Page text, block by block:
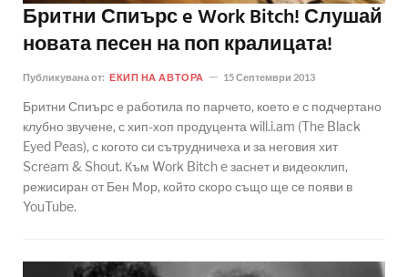
Бритни Спиърс e Work Bitch! Слушай
новата песен на поп кралицата!
Публикувана от: ЕКИП НА АВТОРА 15 Септември 2013
Бритни Спиърс е работила по парчето, което е с подчертано
клубно звучене, с хип-хоп продуцента will.i.am (The Black
Eyed Peas), с когото си сътрудничеха и за неговия хит
Scream & Shout. Към Work Bitch e заснет и видеоклип,
режисиран от Бен Мор, който скоро също ще се появи в
YouTube.